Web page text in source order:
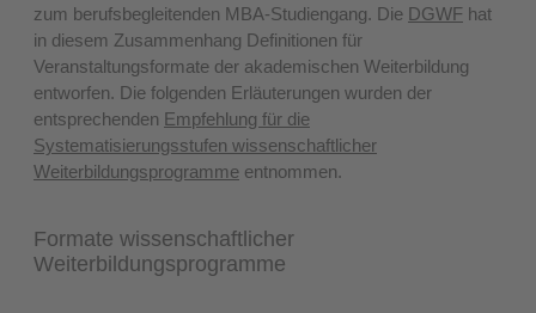
zum berufsbegleitenden MBA-Studiengang. Die DGWF hat
in diesem Zusammenhang Definitionen für
Veranstaltungsformate der akademischen Weiterbildung
entworfen. Die folgenden Erläuterungen wurden der
entsprechenden Empfehlung für die
Systematisierungsstufen wissenschaftlicher
Weiterbildungsprogramme entnommen.
Formate wissenschaftlicher
Weiterbildungsprogramme